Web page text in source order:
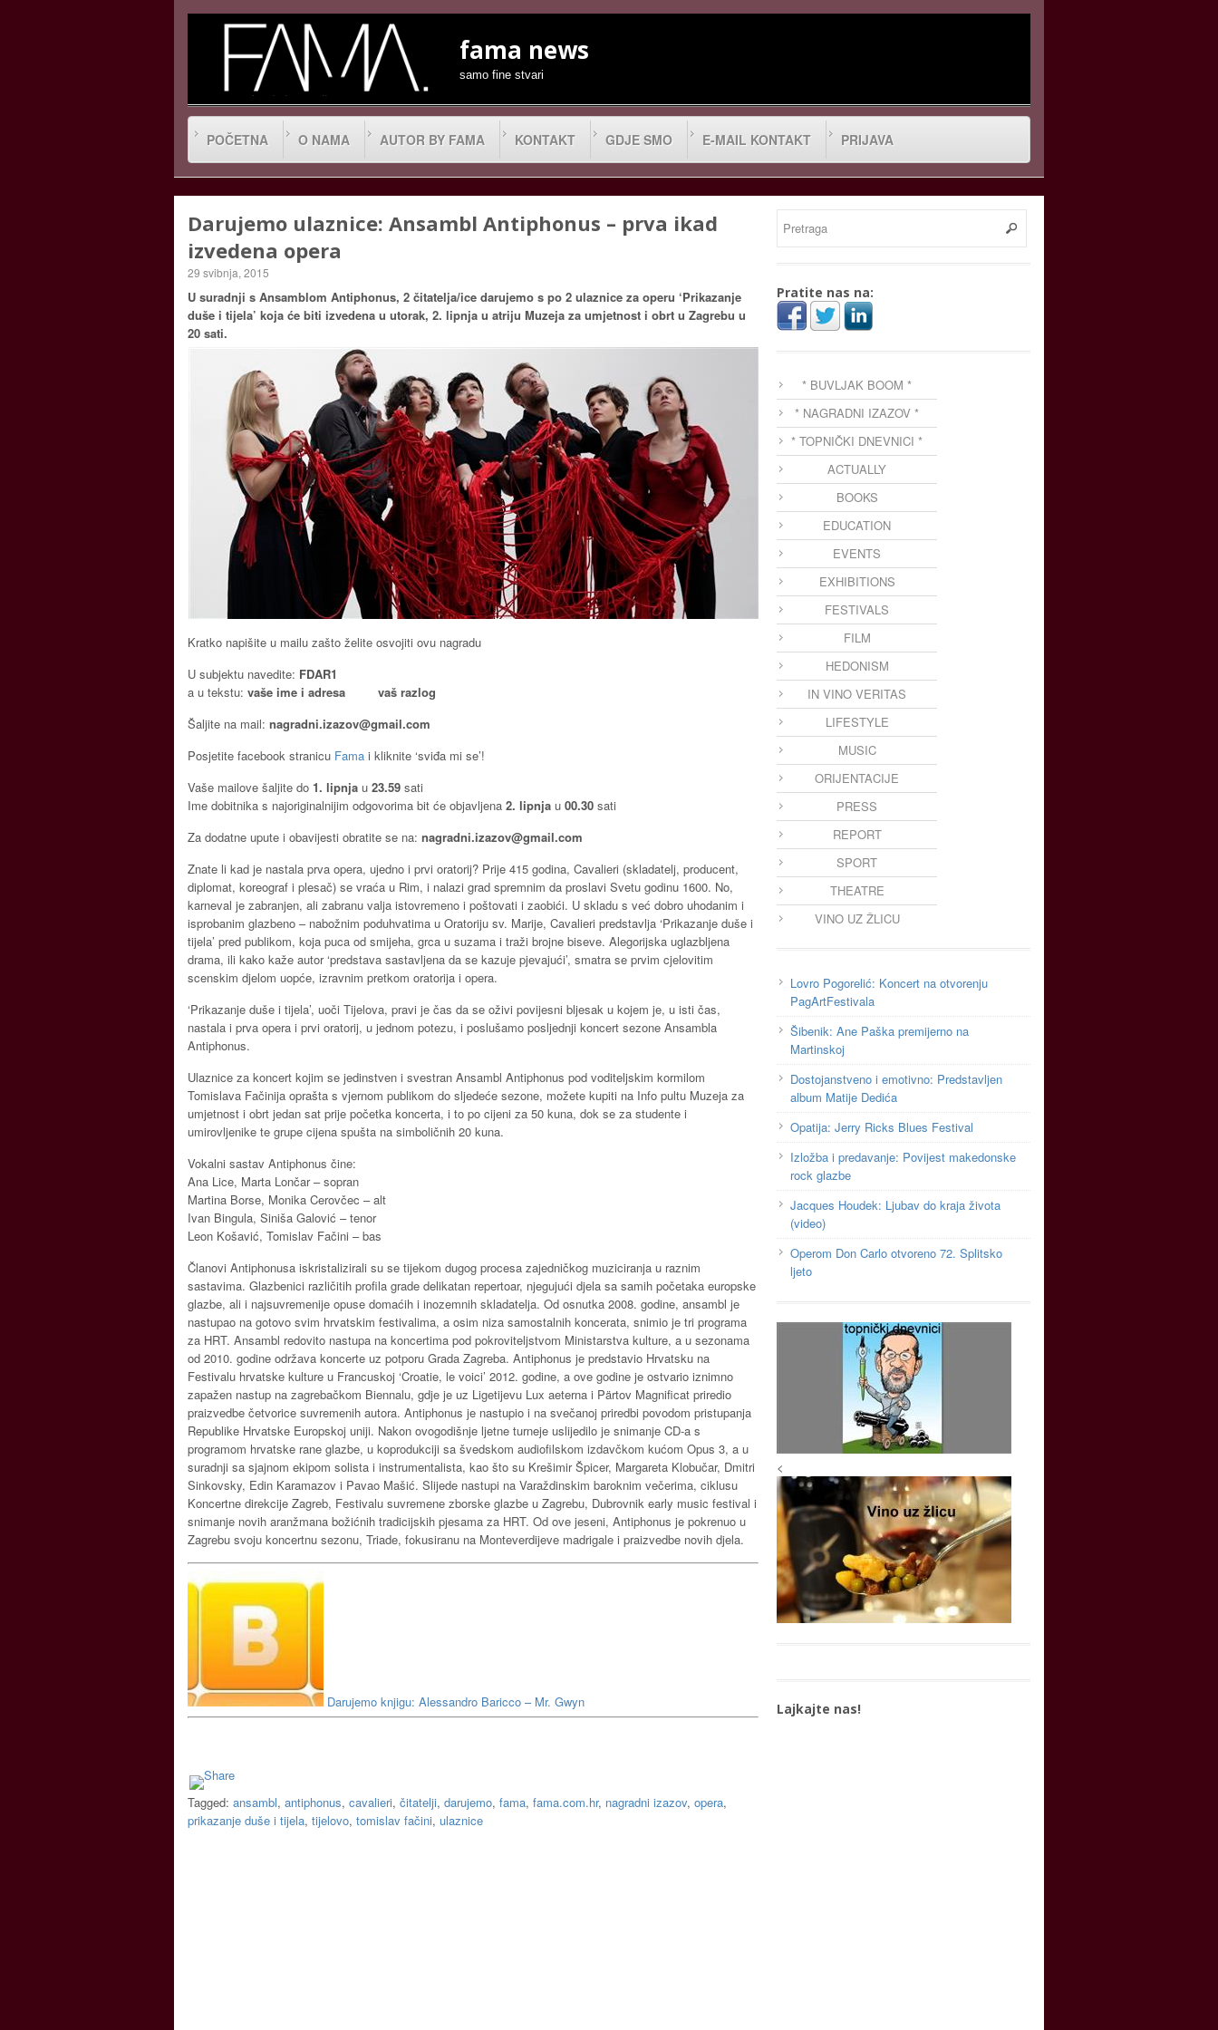
fama news
samo fine stvari
POČETNA O NAMA AUTOR BY FAMA KONTAKT GDJE SMO E-MAIL KONTAKT PRIJAVA
Darujemo ulaznice: Ansambl Antiphonus – prva ikad
izvedena opera
29 svibnja, 2015
U suradnji s Ansamblom Antiphonus, 2 čitatelja/ice darujemo s po 2 ulaznice za operu ‘Prikazanje
duše i tijela’ koja će biti izvedena u utorak, 2. lipnja u atriju Muzeja za umjetnost i obrt u Zagrebu u
20 sati.
Kratko napišite u mailu zašto želite osvojiti ovu nagradu
U subjektu navedite: FDAR1
a u tekstu: vaše ime i adresa
vaš razlog
Šaljite na mail: nagradni.izazov@gmail.com
Posjetite facebook stranicu Fama i kliknite ‘sviđa mi se’!
Vaše mailove šaljite do 1. lipnja u 23.59 sati
Ime dobitnika s najoriginalnijim odgovorima bit će objavljena 2. lipnja u 00.30 sati
Za dodatne upute i obavijesti obratite se na: nagradni.izazov@gmail.com
Znate li kad je nastala prva opera, ujedno i prvi oratorij? Prije 415 godina, Cavalieri (skladatelj, producent,
diplomat, koreograf i plesač) se vraća u Rim, i nalazi grad spremnim da proslavi Svetu godinu 1600. No,
karneval je zabranjen, ali zabranu valja istovremeno i poštovati i zaobići. U skladu s već dobro uhodanim i
isprobanim glazbeno – nabožnim poduhvatima u Oratoriju sv. Marije, Cavalieri predstavlja ‘Prikazanje duše i
tijela’ pred publikom, koja puca od smijeha, grca u suzama i traži brojne biseve. Alegorijska uglazbljena
drama, ili kako kaže autor ‘predstava sastavljena da se kazuje pjevajući’, smatra se prvim cjelovitim
scenskim djelom uopće, izravnim pretkom oratorija i opera.
‘Prikazanje duše i tijela’, uoči Tijelova, pravi je čas da se oživi povijesni bljesak u kojem je, u isti čas,
nastala i prva opera i prvi oratorij, u jednom potezu, i poslušamo posljednji koncert sezone Ansambla
Antiphonus.
Ulaznice za koncert kojim se jedinstven i svestran Ansambl Antiphonus pod voditeljskim kormilom
Tomislava Fačinija oprašta s vjernom publikom do sljedeće sezone, možete kupiti na Info pultu Muzeja za
umjetnost i obrt jedan sat prije početka koncerta, i to po cijeni za 50 kuna, dok se za studente i
umirovljenike te grupe cijena spušta na simboličnih 20 kuna.
Vokalni sastav Antiphonus čine:
Ana Lice, Marta Lončar – sopran
Martina Borse, Monika Cerovčec – alt
Ivan Bingula, Siniša Galović – tenor
Leon Košavić, Tomislav Fačini – bas
Članovi Antiphonusa iskristalizirali su se tijekom dugog procesa zajedničkog muziciranja u raznim
sastavima. Glazbenici različitih profila grade delikatan repertoar, njegujući djela sa samih početaka europske
glazbe, ali i najsuvremenije opuse domaćih i inozemnih skladatelja. Od osnutka 2008. godine, ansambl je
nastupao na gotovo svim hrvatskim festivalima, a osim niza samostalnih koncerata, snimio je tri programa
za HRT. Ansambl redovito nastupa na koncertima pod pokroviteljstvom Ministarstva kulture, a u sezonama
od 2010. godine održava koncerte uz potporu Grada Zagreba. Antiphonus je predstavio Hrvatsku na
Festivalu hrvatske kulture u Francuskoj ‘Croatie, le voici’ 2012. godine, a ove godine je ostvario iznimno
zapažen nastup na zagrebačkom Biennalu, gdje je uz Ligetijevu Lux aeterna i Pärtov Magnificat priredio
praizvedbe četvorice suvremenih autora. Antiphonus je nastupio i na svečanoj priredbi povodom pristupanja
Republike Hrvatske Europskoj uniji. Nakon ovogodišnje ljetne turneje uslijedilo je snimanje CD-a s
programom hrvatske rane glazbe, u koprodukciji sa švedskom audiofilskom izdavčkom kućom Opus 3, a u
suradnji sa sjajnom ekipom solista i instrumentalista, kao što su Krešimir Špicer, Margareta Klobučar, Dmitri
Sinkovsky, Edin Karamazov i Pavao Mašić. Slijede nastupi na Varaždinskim baroknim večerima, ciklusu
Koncertne direkcije Zagreb, Festivalu suvremene zborske glazbe u Zagrebu, Dubrovnik early music festival i
snimanje novih aranžmana božićnih tradicijskih pjesama za HRT. Od ove jeseni, Antiphonus je pokrenuo u
Zagrebu svoju koncertnu sezonu, Triade, fokusiranu na Monteverdijeve madrigale i praizvedbe novih djela.
Darujemo knjigu: Alessandro Baricco – Mr. Gwyn
Tagged: ansambl, antiphonus, cavalieri, čitatelji, darujemo, fama, fama.com.hr, nagradni izazov, opera,
prikazanje duše i tijela, tijelovo, tomislav fačini, ulaznice
Pratite nas na:
* BUVLJAK BOOM *
* NAGRADNI IZAZOV *
* TOPNIČKI DNEVNICI *
ACTUALLY
BOOKS
EDUCATION
EVENTS
EXHIBITIONS
FESTIVALS
FILM
HEDONISM
IN VINO VERITAS
LIFESTYLE
MUSIC
ORIJENTACIJE
PRESS
REPORT
SPORT
THEATRE
VINO UZ ŽLICU
Lovro Pogorelić: Koncert na otvorenju
PagArtFestivala
Šibenik: Ane Paška premijerno na
Martinskoj
Dostojanstveno i emotivno: Predstavljen
album Matije Dedića
Opatija: Jerry Ricks Blues Festival
Izložba i predavanje: Povijest makedonske
rock glazbe
Jacques Houdek: Ljubav do kraja života
(video)
Operom Don Carlo otvoreno 72. Splitsko
ljeto
<
Lajkajte nas!